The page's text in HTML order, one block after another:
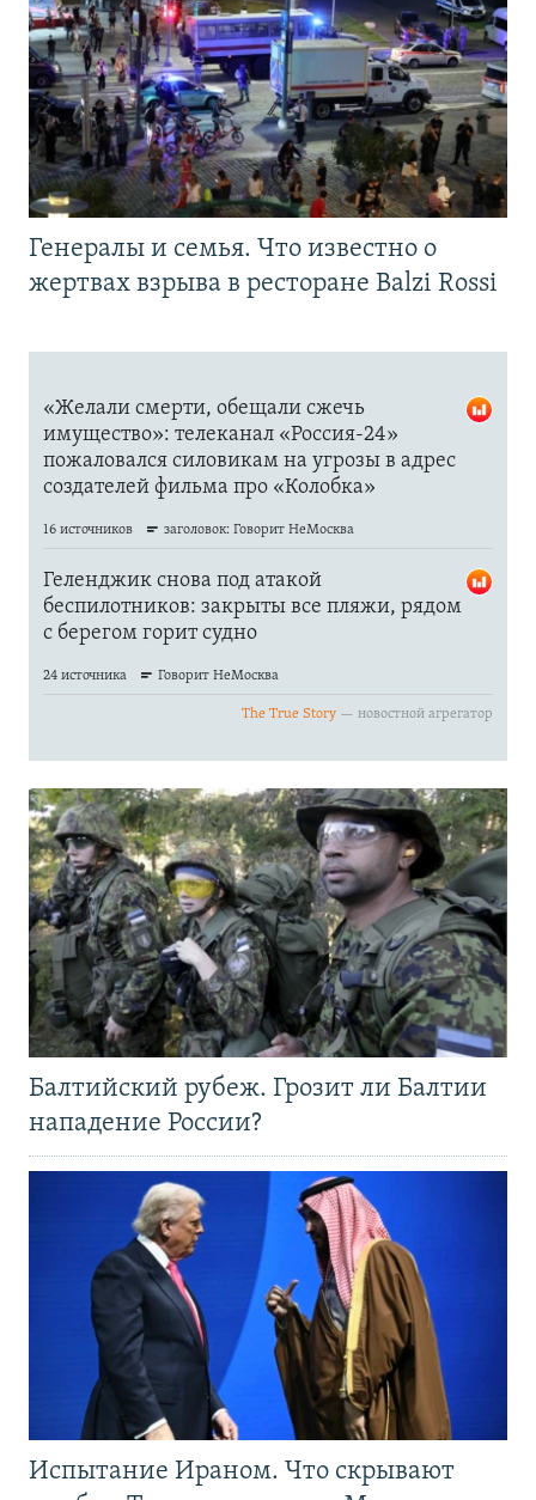
Генералы и семья. Что известно о
жертвах взрыва в ресторане Balzi Rossi
Балтийский рубеж. Грозит ли Балтии
нападение России?
Испытание Ираном. Что скрывают